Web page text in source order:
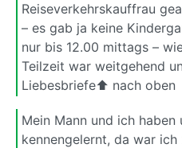
Reiseverkehrskauffrau
– es gab ja keine
nur bis 12.00 mittags –
Teilzeit war weitgehend
Liebesbriefe⬆ nach oben
Mein Mann und ich haben
kennengelernt, da war